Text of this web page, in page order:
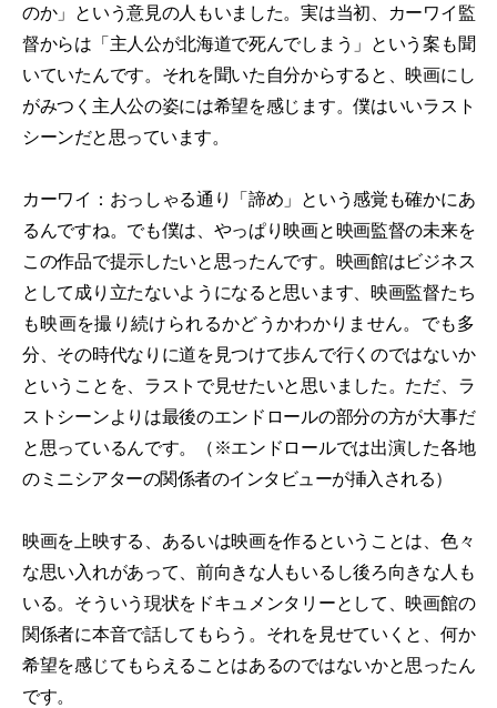
のか」という意見の人もいました。実は当初、カーワイ監
督からは「主人公が北海道で死んでしまう」という案も聞
いていたんです。それを聞いた自分からすると、映画にし
がみつく主人公の姿には希望を感じます。僕はいいラスト
シーンだと思っています。
カーワイ：おっしゃる通り「諦め」という感覚も確かにあ
るんですね。でも僕は、やっぱり映画と映画監督の未来を
この作品で提示したいと思ったんです。映画館はビジネス
として成り立たないようになると思います、映画監督たち
も映画を撮り続けられるかどうかわかりません。でも多
分、その時代なりに道を見つけて歩んで行くのではないか
ということを、ラストで見せたいと思いました。ただ、ラ
ストシーンよりは最後のエンドロールの部分の方が大事だ
と思っているんです。（※エンドロールでは出演した各地
のミニシアターの関係者のインタビューが挿入される）
映画を上映する、あるいは映画を作るということは、色々
な思い入れがあって、前向きな人もいるし後ろ向きな人も
いる。そういう現状をドキュメンタリーとして、映画館の
関係者に本音で話してもらう。それを見せていくと、何か
希望を感じてもらえることはあるのではないかと思ったん
です。